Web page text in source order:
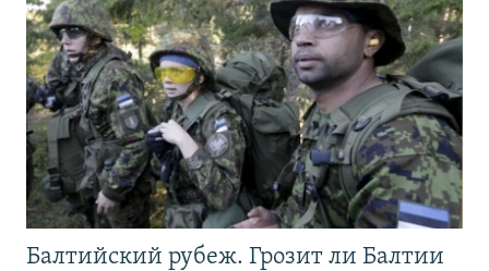
Балтийский рубеж. Грозит ли Балтии